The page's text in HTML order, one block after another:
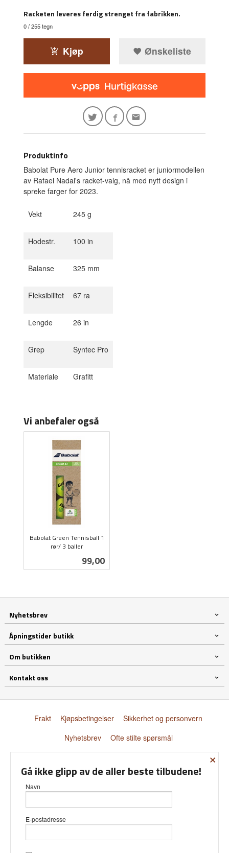
Racketen leveres ferdig strenget fra fabrikken.
0/ 255 tegn
Kjøp Ønskeliste
Produktinfo
Babolat Pure Aero Junior tennisracket er juniormodellen
av Rafael Nadal's racket-valg, nå med nytt design i
spreke farger for 2023.
Vekt 245 g
Hodestr. 100 in
Balanse 325 mm
Fleksibilitet 67 ra
Lengde 26 in
Grep Syntec Pro
Materiale Grafitt
Vi anbefaler også
Babolat Green Tennisball 1
rør/ 3 baller
Pris
99,00
Nyhetsbrev
Åpningstider butikk
Om butikken
Kontakt oss
Frakt Kjøpsbetingelser
Sikkerhet og personvern
Nyhetsbrev
Ofte stilte spørsmål
Vår nettbutikk bruker cookies slik at
×
Gå ikke glipp av de aller beste tilbudene!
Navn
E-postadresse